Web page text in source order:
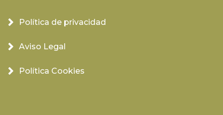
Política de privacidad
Aviso Legal
Política Cookies